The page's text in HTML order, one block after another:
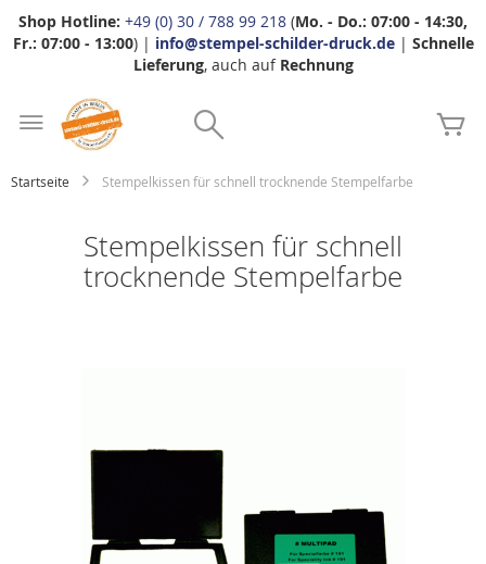
Shop Hotline: +49 (0) 30 / 788 99 218 (Mo. - Do.: 07:00 - 14:30,
Fr.: 07:00 - 13:00) | info@stempel-schilder-druck.de| Schnelle
Lieferung, auch auf Rechnung
Startseite Stempelkissen für schnell trocknende Stempelfarbe
Stempelkissen für schnell
trocknende Stempelfarbe